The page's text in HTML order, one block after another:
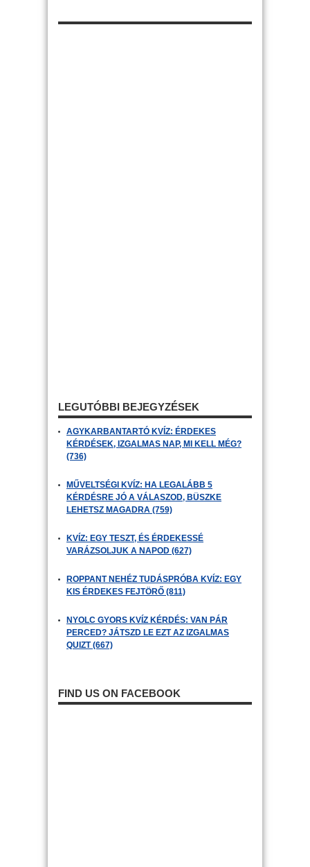
LEGUTÓBBI BEJEGYZÉSEK
AGYKARBANTARTÓ KVÍZ: ÉRDEKES
KÉRDÉSEK, IZGALMAS NAP, MI KELL MÉG?
(736)
MŰVELTSÉGI KVÍZ: HA LEGALÁBB 5
KÉRDÉSRE JÓ A VÁLASZOD, BÜSZKE
LEHETSZ MAGADRA (759)
KVÍZ: EGY TESZT, ÉS ÉRDEKESSÉ
VARÁZSOLJUK A NAPOD (627)
ROPPANT NEHÉZ TUDÁSPRÓBA KVÍZ: EGY
KIS ÉRDEKES FEJTÖRŐ (811)
NYOLC GYORS KVÍZ KÉRDÉS: VAN PÁR
PERCED? JÁTSZD LE EZT AZ IZGALMAS
QUIZT (667)
FIND US ON FACEBOOK